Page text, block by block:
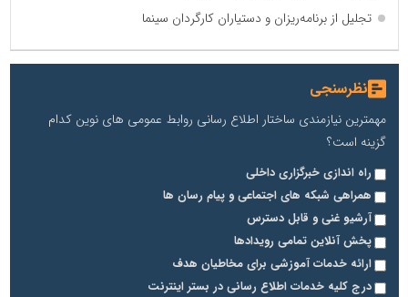
تجلیل از برنامه‌ریزان و دستیاران کارگردان سینما
نظرسنجی
مهمترین نیازمندی ساختار اطلاع رسانی روابط عمومی های نوین کدام
گزینه است؟
راه اندازی خبرگزاری داخلی
همراهی شبکه های اجتماعی و پیام رسان ها
آرشیو غنی و قابل دسترس
پخش آنلاین تمامی رویدادها
ارائه خدمات آموزشی برای مخاطیان هدف
درج کلیه خدمات اطلاع رسانی در بستر اینترنت